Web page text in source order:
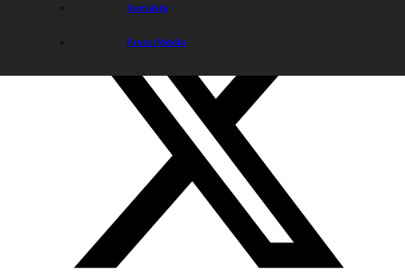
Kontakta
Press/Media